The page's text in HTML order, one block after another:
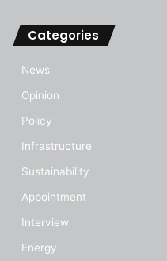
Categories
News
Opinion
Policy
Infrastructure
Sustainability
Appointment
Interview
Energy